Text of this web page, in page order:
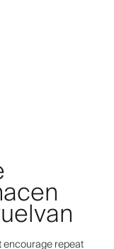
encourage repeat